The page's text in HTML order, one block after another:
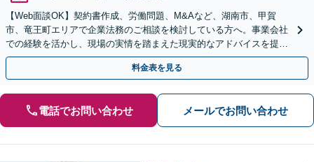
【Web面談OK】契約書作成、労働問題、M&Aなど、湖南市、甲賀
市、竜王町エリアで企業法務のご相談を検討している方へ。事業会社
での経験を活かし、現場の実情を踏まえた現実的なアドバイスを提供
いたします【顧問契約OK】【甲西駅1分】
料金表を見る
電話でお問い合わせ メールでお問い合わせ